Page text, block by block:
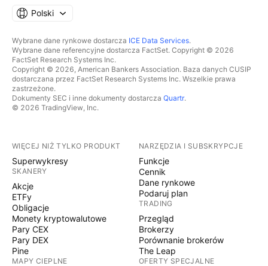
Polski
Wybrane dane rynkowe dostarcza ICE Data Services.
Wybrane dane referencyjne dostarcza FactSet. Copyright © 2026
FactSet Research Systems Inc.
Copyright © 2026, American Bankers Association. Baza danych CUSIP
dostarczana przez FactSet Research Systems Inc. Wszelkie prawa
zastrzeżone.
Dokumenty SEC i inne dokumenty dostarcza Quartr.
© 2026 TradingView, Inc.
WIĘCEJ NIŻ TYLKO PRODUKT
Superwykresy
SKANERY
Akcje
ETFy
Obligacje
Monety kryptowalutowe
Pary CEX
Pary DEX
Pine
MAPY CIEPLNE
NARZĘDZIA I SUBSKRYPCJE
Funkcje
Cennik
Dane rynkowe
Podaruj plan
TRADING
Przegląd
Brokerzy
Porównanie brokerów
The Leap
OFERTY SPECJALNE